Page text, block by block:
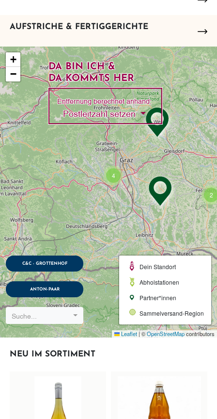
AUFSTRICHE & FERTIGGERICHTE
2
4
+
−
Dein Standort
Abholstationen
Partner*innen
Sammelversand-Region
Leaflet |©OpenStreetMapcontributors
DA BIN ICH &
DA KOMMTS HER
Entfernung berechnet anhand:
Postleitzahl setzenToggle Dropdown
C&C - GROTTENHOF
ANTON-PAAR
Suche...
NEU IM SORTIMENT